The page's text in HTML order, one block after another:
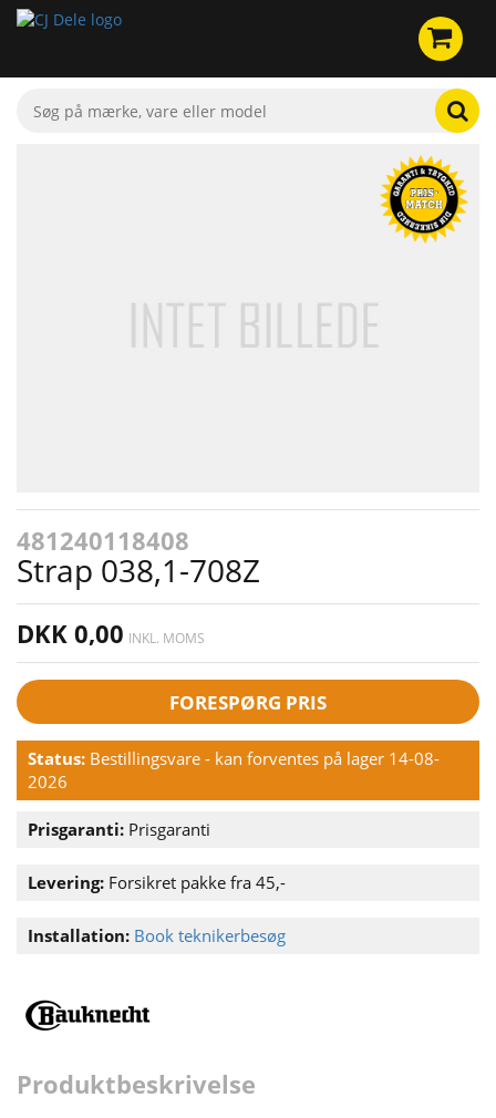
481240118408
Strap 038,1-708Z
DKK 0,00 INKL. MOMS
FORESPØRG PRIS
Status: Bestillingsvare - kan forventes på lager 14-08-
2026
Prisgaranti: Prisgaranti
Levering: Forsikret pakke fra 45,-
Installation: Book teknikerbesøg
Produktbeskrivelse